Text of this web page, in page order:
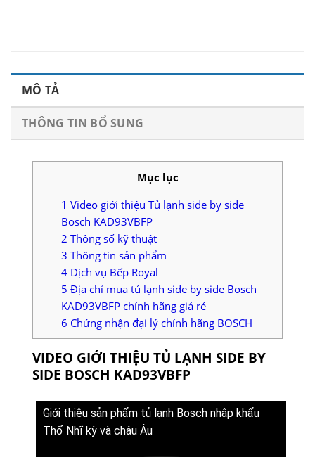
MÔ TẢ
THÔNG TIN BỔ SUNG
Mục lục
1 Video giới thiệu Tủ lạnh side by side
Bosch KAD93VBFP
2 Thông số kỹ thuật
3 Thông tin sản phẩm
4 Dịch vụ Bếp Royal
5 Địa chỉ mua tủ lạnh side by side Bosch
KAD93VBFP chính hãng giá rẻ
6 Chứng nhận đại lý chính hãng BOSCH
VIDEO GIỚI THIỆU TỦ LẠNH SIDE BY
SIDE BOSCH KAD93VBFP
Giới thiệu sản phẩm tủ lạnh Bosch nhập khẩu
Thổ Nhĩ kỳ và châu Âu